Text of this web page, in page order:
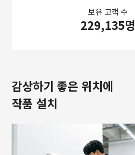
보유 고객 수
229,135명
감상하기 좋은 위치에
작품 설치